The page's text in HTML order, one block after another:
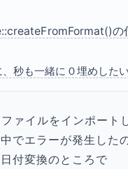
の
、秒も一緒に０埋めした
ァイルをインポート
でエラーが発生した
付変換のところで